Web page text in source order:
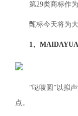
第29类商标作
甄标今天将为
1、
“哒唛圆”以拟
点。